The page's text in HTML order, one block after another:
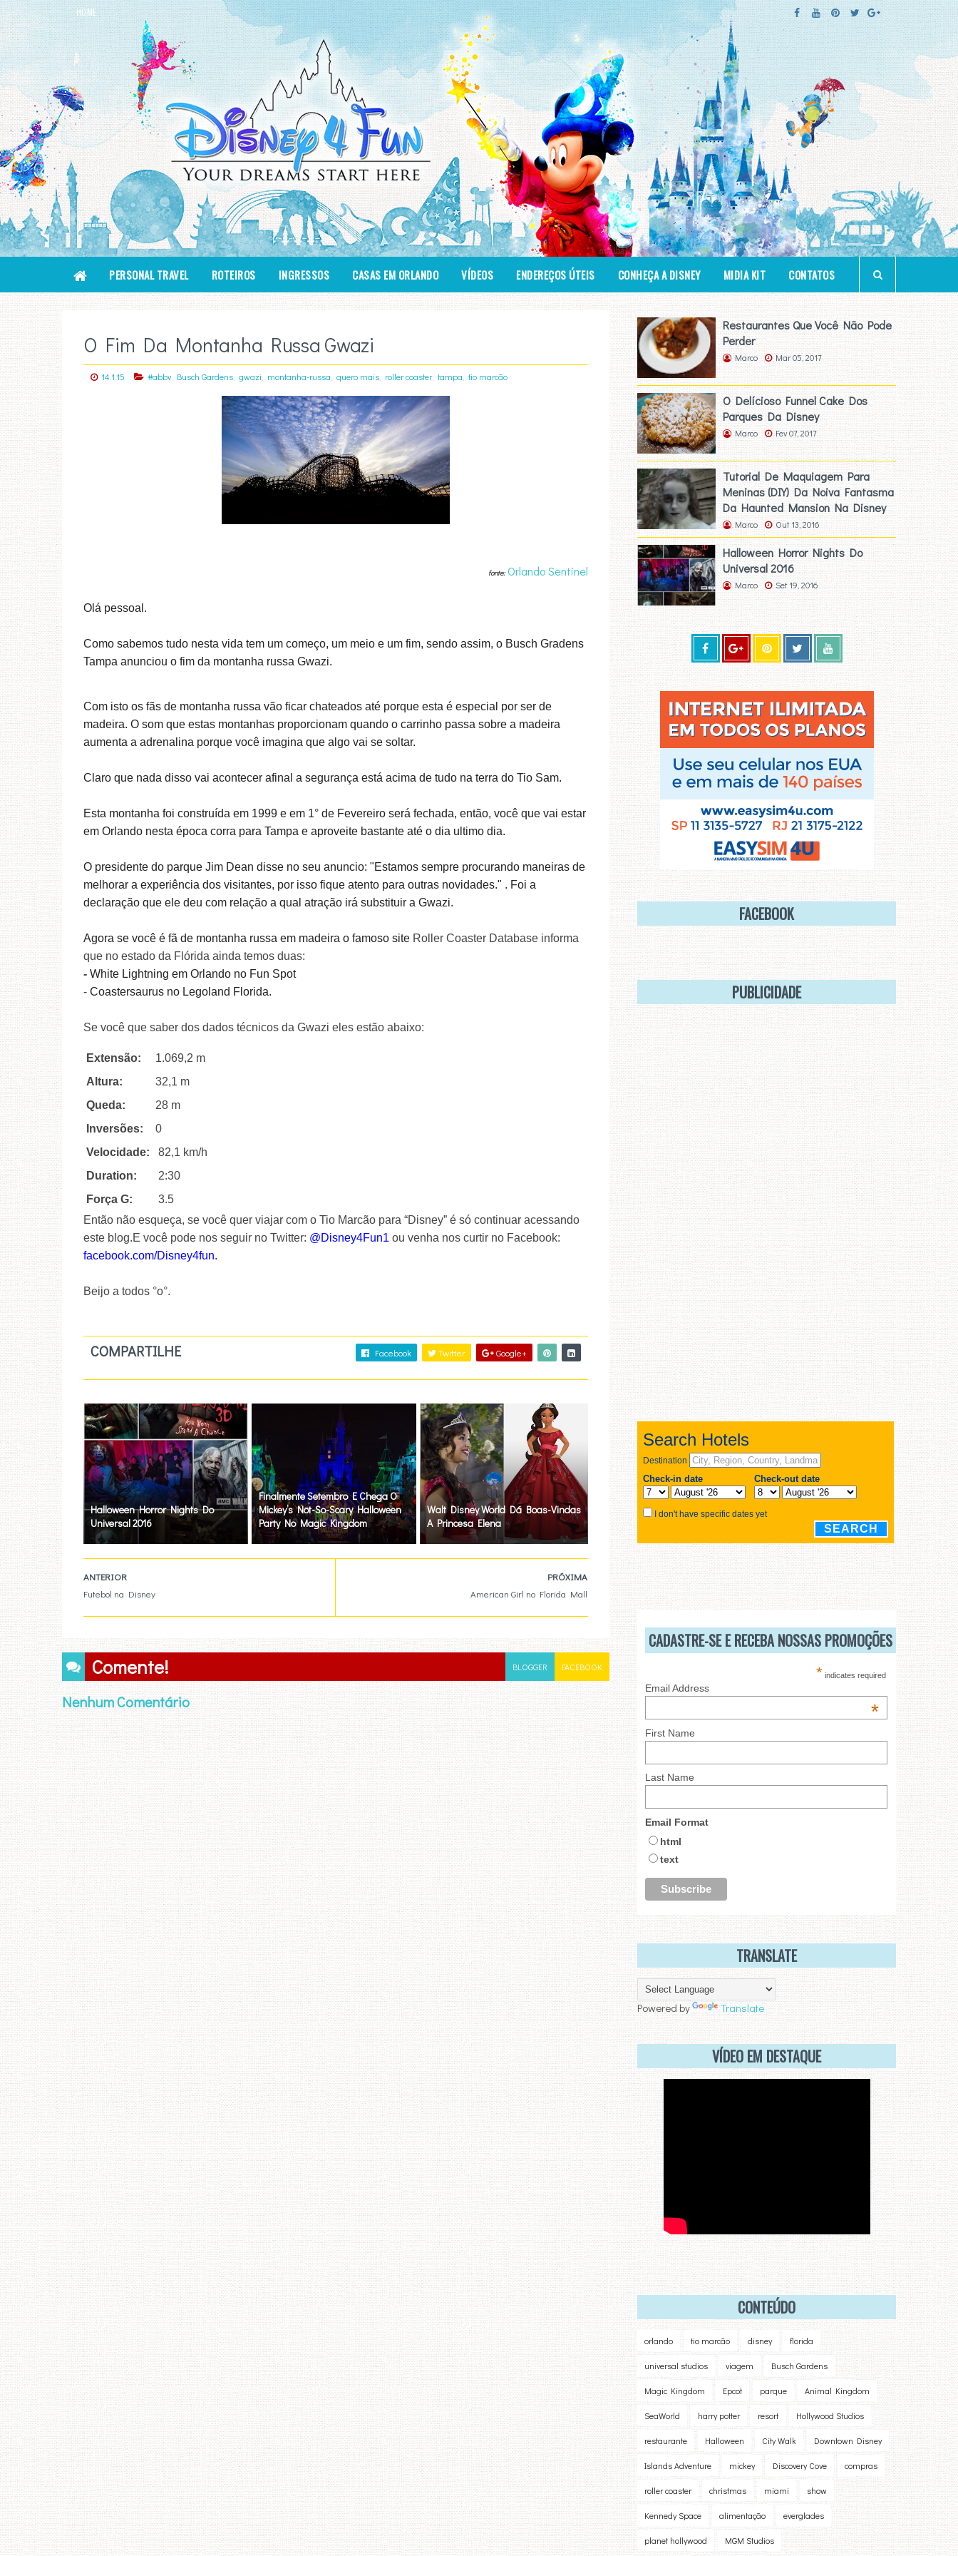
HOME
PERSONAL TRAVEL ROTEIROS INGRESSOS CASAS EM ORLANDO VÍDEOS ENDEREÇOS ÚTEIS CONHEÇA A DISNEY MIDIA KIT CONTATOS
O Fim Da Montanha Russa Gwazi
14.1.15 #abbv Busch Gardens gwazi montanha-russa quero mais roller coaster, tampa tio marcão
fonte: Orlando Sentinel
Olá pessoal.
Como sabemos tudo nesta vida tem um começo, um meio e um fim, sendo assim, o Busch Gradens
Tampa anunciou o fim da montanha russa Gwazi.
Com isto os fãs de montanha russa vão ficar chateados até porque esta é especial por ser de
madeira. O som que estas montanhas proporcionam quando o carrinho passa sobre a madeira
aumenta a adrenalina porque você imagina que algo vai se soltar.
Claro que nada disso vai acontecer afinal a segurança está acima de tudo na terra do Tio Sam.
Esta montanha foi construída em 1999 e em 1° de Fevereiro será fechada, então, você que vai estar
em Orlando nesta época corra para Tampa e aproveite bastante até o dia ultimo dia.
O presidente do parque Jim Dean disse no seu anuncio: "Estamos sempre procurando maneiras de
melhorar a experiência dos visitantes, por isso fique atento para outras novidades." . Foi a
declaração que ele deu com relação a qual atração irá substituir a Gwazi.
Agora se você é fã de montanha russa em madeira o famoso site Roller Coaster Database informa
que no estado da Flórida ainda temos duas:
- White Lightning em Orlando no Fun Spot
- Coastersaurus no Legoland Florida.
Se você que saber dos dados técnicos da Gwazi eles estão abaixo:
Extensão:
1.069,2 m
Altura:
32,1 m
Queda:
28 m
Inversões:
0
Velocidade:
82,1 km/h
Duration:
2:30
Força G:
3.5
Então não esqueça, se você quer viajar com o Tio Marcão para “Disney” é só continuar acessando
este blog.E você pode nos seguir no Twitter: @Disney4Fun1 ou venha nos curtir no Facebook:
facebook.com/Disney4fun.
Beijo a todos °o°.
COMPARTILHE Facebook Twitter Google+
Halloween Horror Nights Do
Universal 2016
Finalmente Setembro E Chega O
Mickey’s Not-So-Scary Halloween
Party No Magic Kingdom
Walt Disney World Dá Boas-Vindas
A Princesa Elena
PRÓXIMA
American Girl no Florida Mall
ANTERIOR
Futebol na Disney
Comente! BLOGGER FACEBOOK
Nenhum Comentário
Restaurantes Que Você Não Pode
Perder
Marco Mar 05, 2017
O Delícioso Funnel Cake Dos
Parques Da Disney
Marco Fev 07, 2017
Tutorial De Maquiagem Para
Meninas (DIY) Da Noiva Fantasma
Da Haunted Mansion Na Disney
Marco Out 13, 2016
Halloween Horror Nights Do
Universal 2016
Marco Set 19, 2016
FACEBOOK
PUBLICIDADE
CADASTRE-SE E RECEBA NOSSAS PROMOÇÕES
* indicates required
Email Address
*
First Name
Last Name
Email Format
html
text
TRANSLATE
Powered by Translate
VÍDEO EM DESTAQUE
CONTEÚDO
orlando tio marcão disney florida
universal studios viagem Busch Gardens
Magic Kingdom Epcot parque Animal Kingdom
SeaWorld harry potter resort Hollywood Studios
restaurante Halloween City Walk Downtown Disney
Islands Adventure mickey Discovery Cove compras
roller coaster christmas miami show
Kennedy Space alimentação everglades
planet hollywood MGM Studios